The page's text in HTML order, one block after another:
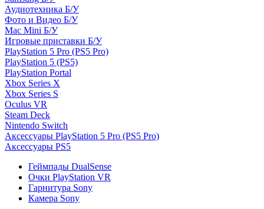
Аудиотехника Б/У
Фото и Видео Б/У
Mac Mini Б/У
Игровые приставки Б/У
PlayStation 5 Pro (PS5 Pro)
PlayStation 5 (PS5)
PlayStation Portal
Xbox Series X
Xbox Series S
Oculus VR
Steam Deck
Nintendo Switch
Аксессуары PlayStation 5 Pro (PS5 Pro)
Аксессуары PS5
Геймпады DualSense
Очки PlayStation VR
Гарнитура Sony
Камера Sony